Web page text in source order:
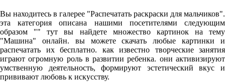
Вы находитесь в галерее "Распечатать раскраски для мальчиков".
эта категория описана нашими посетителями следующим
образом "" тут вы найдете множество картинок на тему
"Машина" онлайн. вы можете скачать любые картинки и
распечатать их бесплатно. как известно творческие занятия
играют огромную роль в развитии ребенка. они активизируют
умственную деятельность, формируют эстетический вкус и
прививают любовь к искусству.